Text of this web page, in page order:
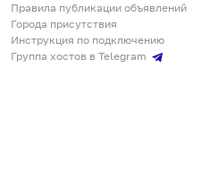
Правила публикации объявлений
Города присутствия
Инструкция по подключению
Группа хостов в Telegram